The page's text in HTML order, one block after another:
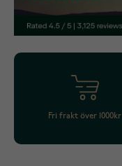
Fri frakt över 1000kr